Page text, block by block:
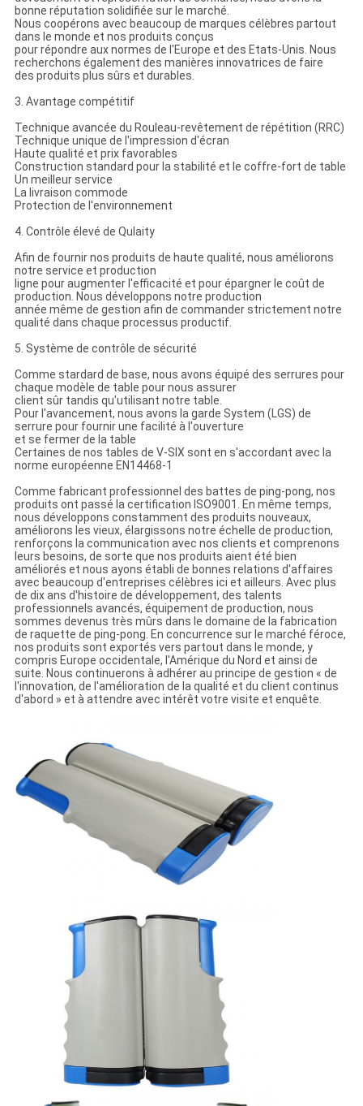
bonne réputation solidifiée sur le marché.
Nous coopérons avec beaucoup de marques célèbres partout
dans le monde et nos produits conçus
pour répondre aux normes de l'Europe et des Etats-Unis. Nous
recherchons également des manières innovatrices de faire
des produits plus sûrs et durables.
3. Avantage compétitif
Technique avancée du Rouleau-revêtement de répétition (RRC)
Technique unique de l'impression d'écran
Haute qualité et prix favorables
Construction standard pour la stabilité et le coffre-fort de table
Un meilleur service
La livraison commode
Protection de l'environnement
4. Contrôle élevé de Qulaity
Afin de fournir nos produits de haute qualité, nous améliorons
notre service et production
ligne pour augmenter l'efficacité et pour épargner le coût de
production. Nous développons notre production
année même de gestion afin de commander strictement notre
qualité dans chaque processus productif.
5. Système de contrôle de sécurité
Comme stardard de base, nous avons équipé des serrures pour
chaque modèle de table pour nous assurer
client sûr tandis qu'utilisant notre table.
Pour l'avancement, nous avons la garde System (LGS) de
serrure pour fournir une facilité à l'ouverture
et se fermer de la table
Certaines de nos tables de V-SIX sont en s'accordant avec la
norme européenne EN14468-1
Comme fabricant professionnel des battes de ping-pong, nos
produits ont passé la certification ISO9001. En même temps,
nous développons constamment des produits nouveaux,
améliorons les vieux, élargissons notre échelle de production,
renforçons la communication avec nos clients et comprenons
leurs besoins, de sorte que nos produits aient été bien
améliorés et nous ayons établi de bonnes relations d'affaires
avec beaucoup d'entreprises célèbres ici et ailleurs. Avec plus
de dix ans d'histoire de développement, des talents
professionnels avancés, équipement de production, nous
sommes devenus très mûrs dans le domaine de la fabrication
de raquette de ping-pong. En concurrence sur le marché féroce,
nos produits sont exportés vers partout dans le monde, y
compris Europe occidentale, l'Amérique du Nord et ainsi de
suite. Nous continuerons à adhérer au principe de gestion « de
l'innovation, de l'amélioration de la qualité et du client continus
d'abord » et à attendre avec intérêt votre visite et enquête.